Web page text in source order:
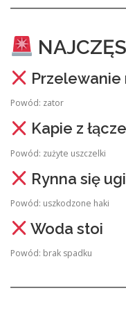
Przelewanie
Powód: zator
Kapie z
Powód: zużyte uszczelki
Rynna się
Powód: uszkodzone haki
Woda stoi
Powód: brak spadku